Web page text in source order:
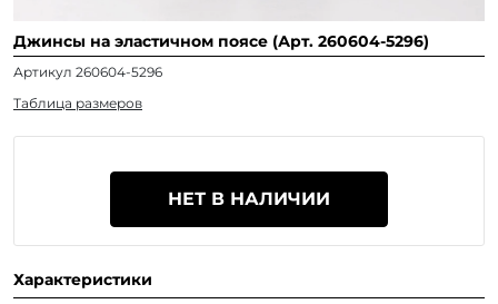
Джинсы на эластичном поясе (Арт. 260604-5296)
Артикул 260604-5296
Таблица размеров
НЕТ В НАЛИЧИИ
Характеристики